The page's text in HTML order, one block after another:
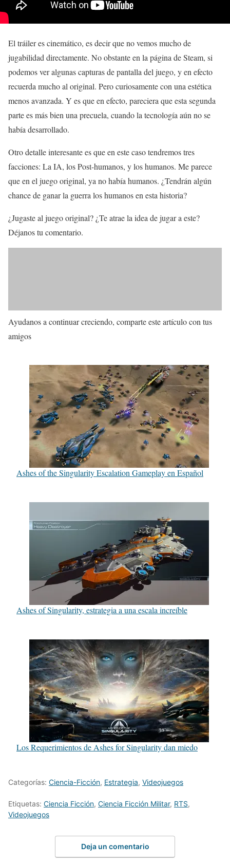
El tráiler es cinemático, es decir que no vemos mucho de
jugabilidad directamente. No obstante en la página de Steam, si
podemos ver algunas capturas de pantalla del juego, y en efecto
recuerda mucho al original. Pero curiosamente con una estética
menos avanzada. Y es que en efecto, pareciera que esta segunda
parte es más bien una precuela, cuando la tecnología aún no se
había desarrollado.
Otro detalle interesante es que en este caso tendremos tres
facciones: La IA, los Post-humanos, y los humanos. Me parece
que en el juego original, ya no había humanos. ¿Tendrán algún
chance de ganar la guerra los humanos en esta historia?
¿Jugaste al juego original? ¿Te atrae la idea de jugar a este?
Déjanos tu comentario.
Ayudanos a continuar creciendo, comparte este artículo con tus
amigos
Ashes of the Singularity Escalation Gameplay en Español
Ashes of Singularity, estrategia a una escala increíble
Los Requerimientos de Ashes for Singularity dan miedo
Categorías: Ciencia-Ficción, Estrategia, Videojuegos
Etiquetas: Ciencia Ficción, Ciencia Ficción Militar, RTS,
Videojuegos
Deja un comentario